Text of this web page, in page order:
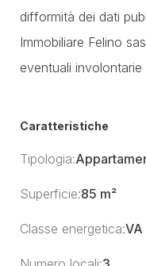
difformità dei dati
Immobiliare Felino
eventuali involontarie
Caratteristiche
Tipologia:
Superficie:85 m²
Classe energetica:VA